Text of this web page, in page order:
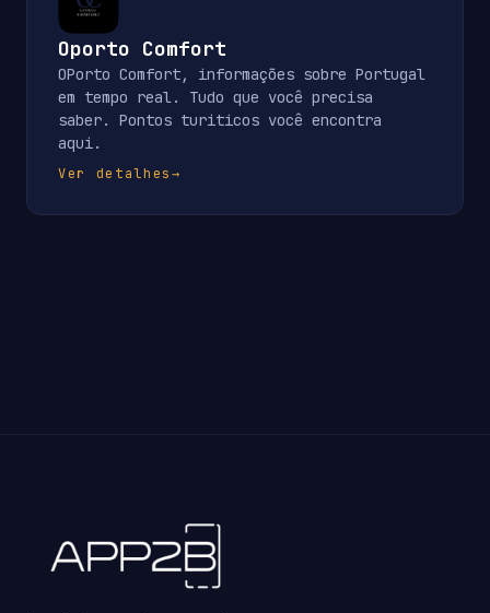
Oporto Comfort
OPorto Comfort, informações sobre Portugal
em tempo real. Tudo que você precisa
saber. Pontos turiticos você encontra
aqui.
Ver detalhes→